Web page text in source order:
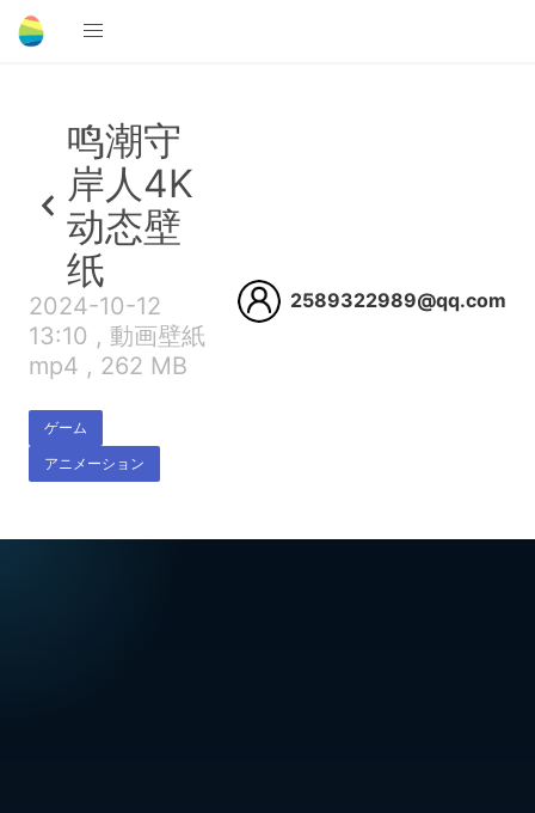
鸣潮守
岸人4K
动态壁
纸
2024-10-12
13:10 , 動画壁紙
mp4 , 262 MB
ゲーム
アニメーション
2589322989@qq.com